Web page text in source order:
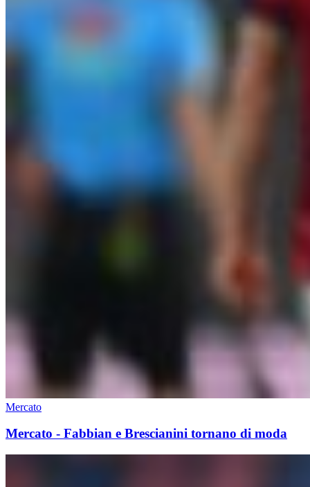
Mercato
Mercato - Fabbian e Brescianini tornano di moda